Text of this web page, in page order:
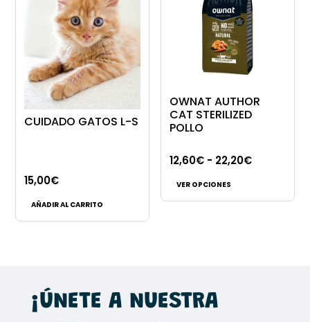
CUIDADO GATOS L-S
15,00€
AÑADIR AL CARRITO
OWNAT AUTHOR
CAT STERILIZED
POLLO
12,60€ - 22,20€Rango
precios:
VER OPCIONES
producto
¡ÚNETE A NUESTRA